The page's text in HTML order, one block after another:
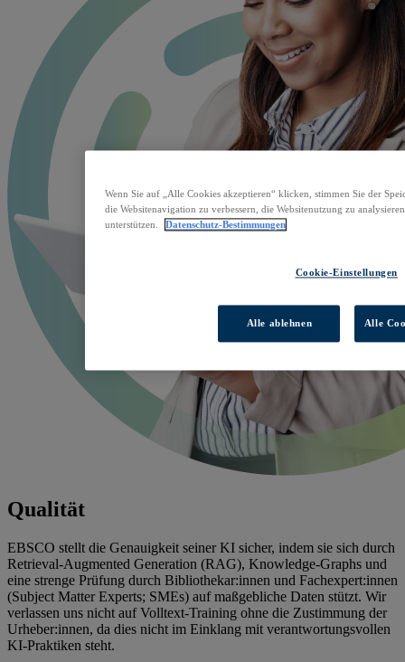
Qualität
EBSCO stellt die Genauigkeit seiner KI sicher, indem sie sich durch
Retrieval-Augmented Generation (RAG), Knowledge-Graphs und
eine strenge Prüfung durch Bibliothekar:innen und Fachexpert:innen
(Subject Matter Experts; SMEs) auf maßgebliche Daten stützt. Wir
verlassen uns nicht auf Volltext-Training ohne die Zustimmung der
Urheber:innen, da dies nicht im Einklang mit verantwortungsvollen
KI-Praktiken steht.
Wenn Sie auf „Alle Cookies akzeptieren“ klicken, stimmen Sie der
die Websitenavigation zu verbessern, die Websitenutzung zu
unterstützen.
Datenschutz-Bestimmungen
Cookie-Einstellungen
Alle ablehnen Alle